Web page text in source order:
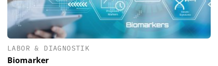
LABOR & DIAGNOSTIK
Biomarker